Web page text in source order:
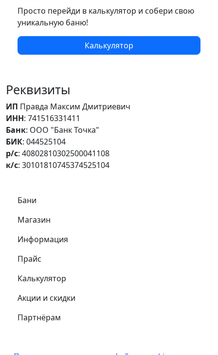
Просто перейди в калькулятор и собери свою
уникальную баню!
Калькулятор
Реквизиты
ИП Правда Максим Дмитриевич
ИНН: 741516331411
Банк: ООО "Банк Точка"
БИК: 044525104
р/с: 40802810302500041108
к/с: 30101810745374525104
Самое важное
Бани
Магазин
Информация
Прайс
Калькулятор
Акции и скидки
Партнёрам